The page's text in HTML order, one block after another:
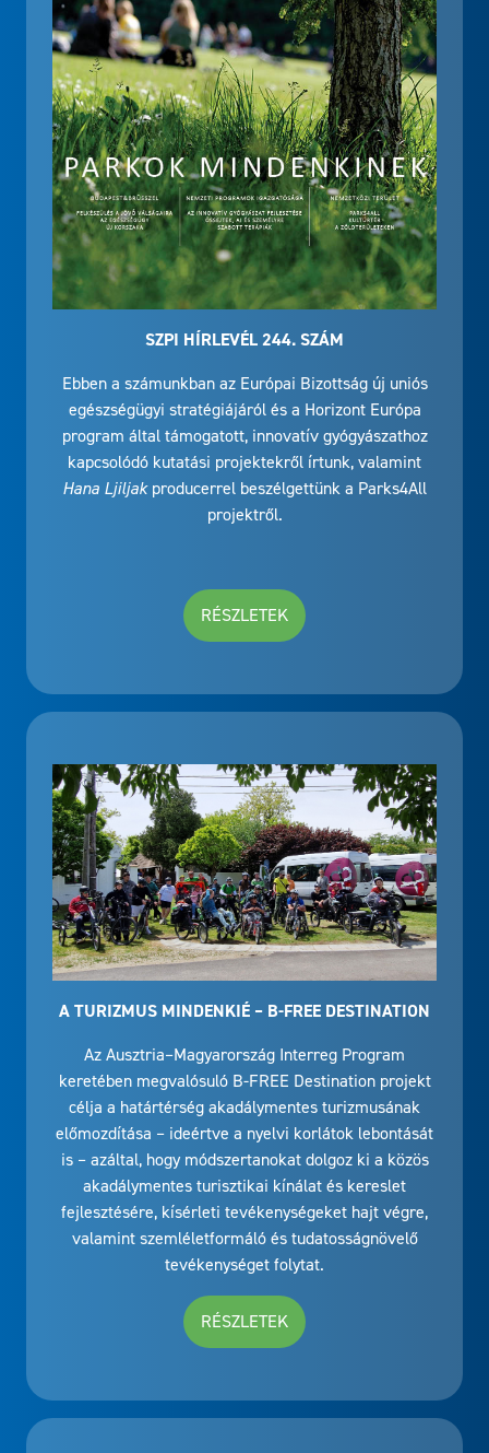
SZPI HÍRLEVÉL 244. SZÁM
Ebben a számunkban az Európai Bizottság új uniós
egészségügyi stratégiájáról és a Horizont Európa
program által támogatott, innovatív gyógyászathoz
kapcsolódó kutatási projektekről írtunk, valamint
Hana Ljiljakproducerrel beszélgettünk a Parks4All
projektről.
RÉSZLETEK
A TURIZMUS MINDENKIÉ – B-FREE DESTINATION
Az Ausztria–Magyarország Interreg Program
keretében megvalósuló B-FREE Destination projekt
célja a határtérség akadálymentes turizmusának
előmozdítása – ideértve a nyelvi korlátok lebontását
is – azáltal, hogy módszertanokat dolgoz ki a közös
akadálymentes turisztikai kínálat és kereslet
fejlesztésére, kísérleti tevékenységeket hajt végre,
valamint szemléletformáló és tudatosságnövelő
tevékenységet folytat.
RÉSZLETEK